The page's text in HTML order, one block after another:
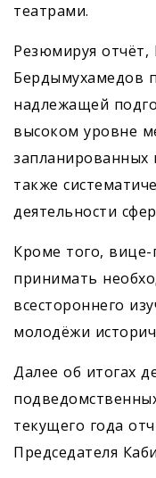
театрами.
Резюмируя отчёт,
Бердымухамедов
надлежащей
высоком уровне
также
деятельности
Кроме того,
принимать
всестороннего
молодёжи
Далее об итогах
текущего года
Председателя